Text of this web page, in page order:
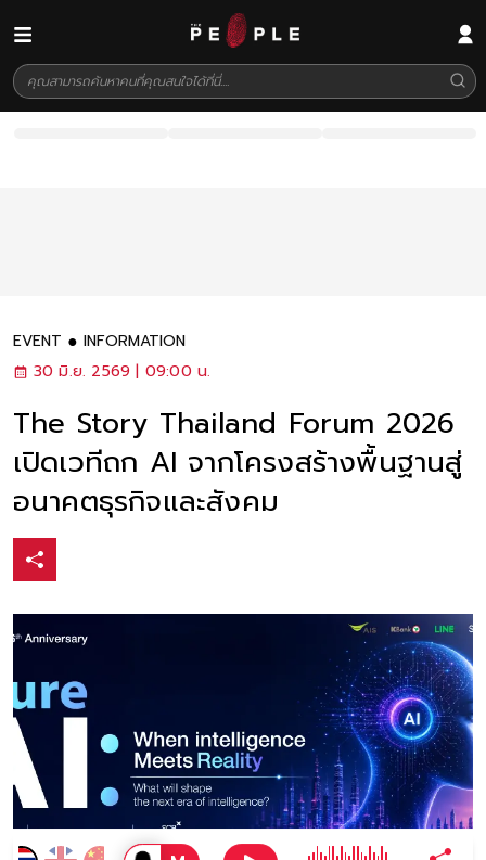
EVENT
INFORMATION
30 มิ.ย. 2569 | 09:00 น.
The Story Thailand Forum 2026
เปิดเวทีถก AI จากโครงสร้างพื้นฐานสู่
อนาคตธุรกิจและสังคม